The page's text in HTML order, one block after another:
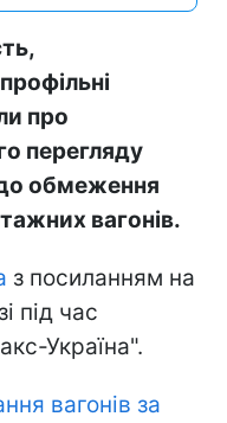
про
перегляду
обмеження
вагонів.
з посиланням на
під час
Україна".
вагонів за